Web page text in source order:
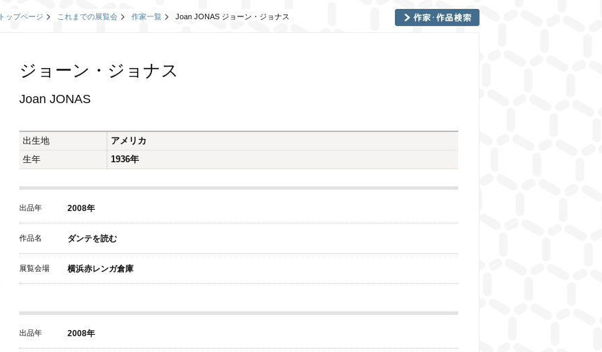
トップページ これまでの展覧会 作家一覧 Joan JONAS ジョーン・ジョナス
ジョーン・ジョナス
Joan JONAS
出生地
アメリカ
生年
1936年
出品年 2008年
作品名 ダンテを読む
展覧会場 横浜赤レンガ倉庫
出品年 2008年